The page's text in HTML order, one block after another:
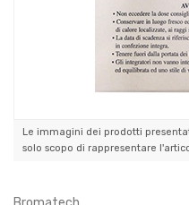
Le immagini dei prodotti
solo scopo di rappresentare